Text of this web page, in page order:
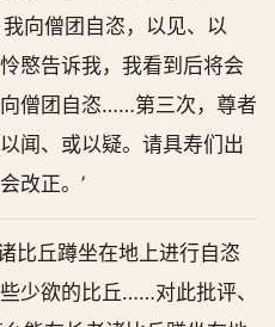
向僧团自恣，以见、以
愍告诉我，我看到后将会
僧团自恣……第三次，尊者
闻、或以疑。请具寿们出
改正。’
比丘蹲坐在地上进行自恣
少欲的比丘……对此批评、